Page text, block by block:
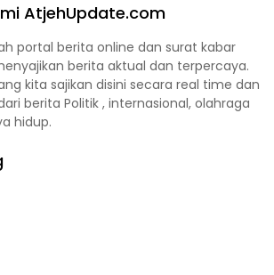
AtjehUpdate.com
portal berita online dan surat kabar
berita aktual dan terpercaya.
kita sajikan disini secara real time dan
berita Politik , internasional, olahraga
hidup.